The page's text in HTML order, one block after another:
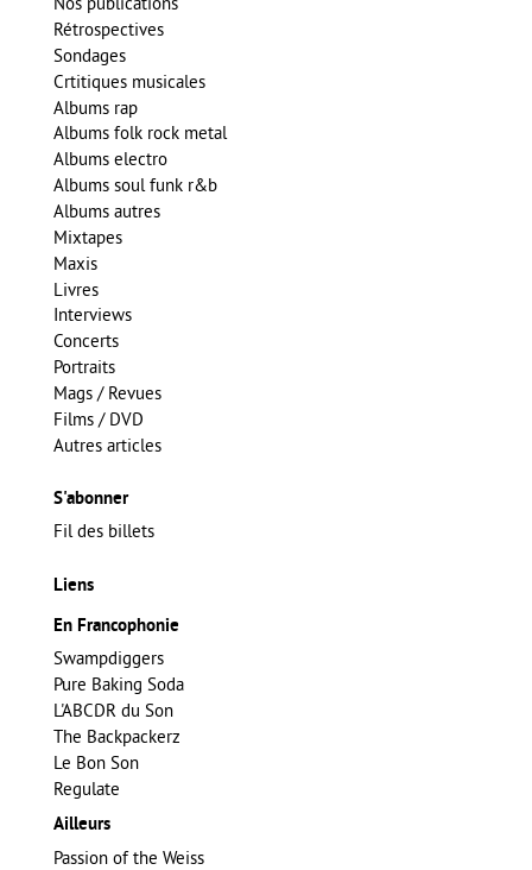
Rétrospectives
Sondages
Crtitiques musicales
Albums rap
Albums folk rock metal
Albums electro
Albums soul funk r&b
Albums autres
Mixtapes
Maxis
Livres
Interviews
Concerts
Portraits
Mags / Revues
Films / DVD
Autres articles
S'abonner
Fil des billets
Liens
En Francophonie
Swampdiggers
Pure Baking Soda
L'ABCDR du Son
The Backpackerz
Le Bon Son
Regulate
Ailleurs
Passion of the Weiss